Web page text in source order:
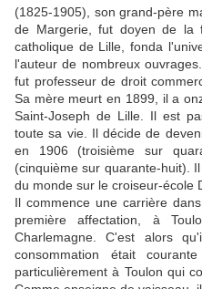
(1825-1905), son grand-père
de Margerie, fut doyen de la
catholique de Lille, fonda
l'auteur de nombreux
fut professeur de droit
Sa mère meurt en 1899, il a
Saint-Joseph de Lille. Il est
toute sa vie. Il décide de
en 1906 (troisième sur
(cinquième sur quarante-huit).
du monde sur le croiseur-école
Il commence une carrière
première affectation, à
Charlemagne. C'est alors
consommation était
particulièrement à Toulon qui